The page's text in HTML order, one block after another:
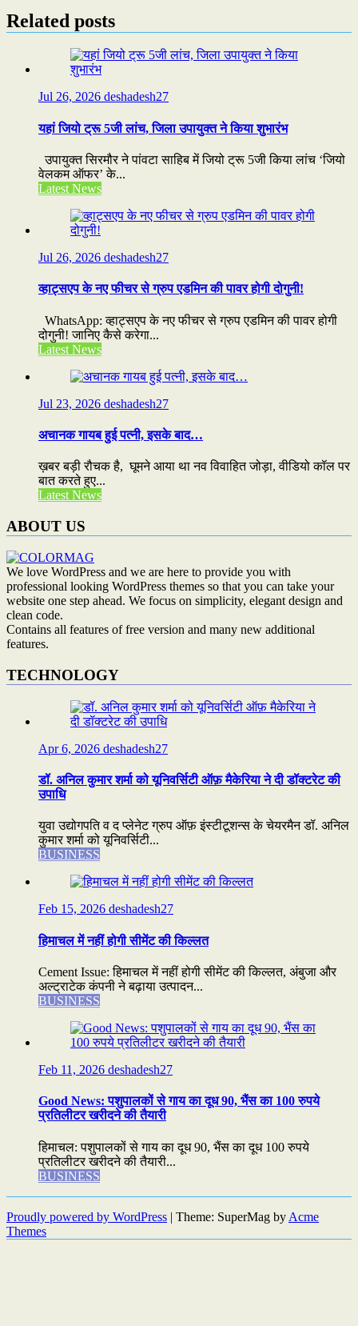
Related posts
Jul 26, 2026 deshadesh27
यहां जियो ट्रू 5जी लांच, जिला उपायुक्त ने किया शुभारंभ
उपायुक्त सिरमौर ने पांवटा साहिब में जियो ट्रू 5जी किया लांच ‘जियो
वेलकम ऑफर’ के...
Latest News
Jul 26, 2026 deshadesh27
व्हाट्सएप के नए फीचर से ग्रुप एडमिन की पावर होगी दोगुनी!
WhatsApp: व्हाट्सएप के नए फीचर से ग्रुप एडमिन की पावर होगी
दोगुनी! जानिए कैसे करेगा...
Latest News
Jul 23, 2026 deshadesh27
अचानक गायब हुई पत्नी, इसके बाद…
ख़बर बड़ी रौचक है, घूमने आया था नव विवाहित जोड़ा, वीडियो कॉल पर
बात करते हुए...
Latest News
ABOUT US
We love WordPress and we are here to provide you with
professional looking WordPress themes so that you can take your
website one step ahead. We focus on simplicity, elegant design and
clean code.
Contains all features of free version and many new additional
features.
TECHNOLOGY
Apr 6, 2026 deshadesh27
डॉ. अनिल कुमार शर्मा को यूनिवर्सिटी ऑफ़ मैकेरिया ने दी डॉक्टरेट की
उपाधि
युवा उद्योगपति व द प्लेनेट ग्रुप ऑफ़ इंस्टीटूशन्स के चेयरमैन डॉ. अनिल
कुमार शर्मा को यूनिवर्सिटी...
BUSINESS
Feb 15, 2026 deshadesh27
हिमाचल में नहीं होगी सीमेंट की किल्लत
Cement Issue: हिमाचल में नहीं होगी सीमेंट की किल्लत, अंबुजा और
अल्ट्राटेक कंपनी ने बढ़ाया उत्पादन...
BUSINESS
Feb 11, 2026 deshadesh27
Good News: पशुपालकों से गाय का दूध 90, भैंस का 100 रुपये
प्रतिलीटर खरीदने की तैयारी
हिमाचल: पशुपालकों से गाय का दूध 90, भैंस का दूध 100 रुपये
प्रतिलीटर खरीदने की तैयारी...
BUSINESS
Proudly powered by WordPress | Theme: SuperMag by Acme
Themes